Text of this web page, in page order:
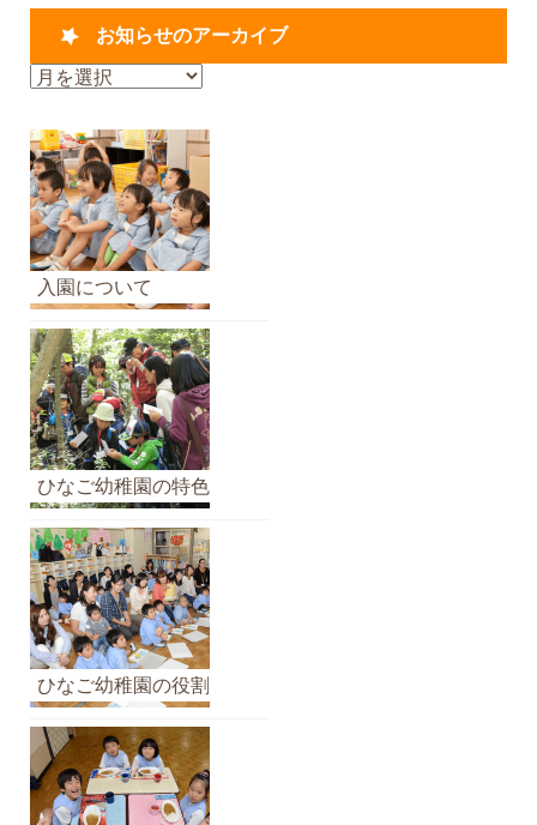
お知らせのアーカイブ
お
ら
せ
の
ア
ー
カ
イ
ブ
入園について
ひなご幼稚園の特色
ひなご幼稚園の役割